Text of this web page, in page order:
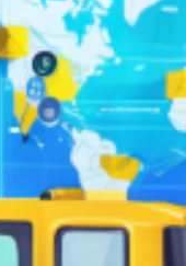
ответственных за
в Анадыре,
контролера,
а также нормы
тестирования
обучающихся
анализ цен
документ